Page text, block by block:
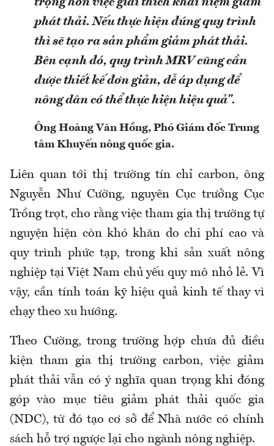
phát thải. Nếu thực hiện đúng quy trình
thì sẽ tạo ra sản phẩm giảm phát thải.
Bên cạnh đó, quy trình MRV cũng cần
được thiết kế đơn giản, dễ áp dụng để
nông dân có thể thực hiện hiệu quả".
Ông Hoàng Văn Hồng, Phó Giám đốc Trung
tâm Khuyến nông quốc gia.
Liên quan tới thị trường tín chỉ carbon, ông
Nguyễn Như Cường, nguyên Cục trưởng Cục
Trồng trọt, cho rằng việc tham gia thị trường tự
nguyện hiện còn khó khăn do chi phí cao và
quy trình phức tạp, trong khi sản xuất nông
nghiệp tại Việt Nam chủ yếu quy mô nhỏ lẻ. Vì
vậy, cần tính toán kỹ hiệu quả kinh tế thay vì
chạy theo xu hướng.
Theo Cường, trong trường hợp chưa đủ điều
kiện tham gia thị trường carbon, việc giảm
phát thải vẫn có ý nghĩa quan trọng khi đóng
góp vào mục tiêu giảm phát thải quốc gia
(NDC), từ đó tạo cơ sở để Nhà nước có chính
sách hỗ trợ ngược lại cho ngành nông nghiệp.